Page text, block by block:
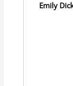
Emily